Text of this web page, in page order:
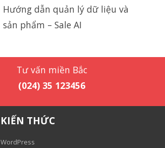
Hướng dẫn quản lý dữ liệu và
sản phẩm – Sale AI
Tư vấn miền Bắc
(024) 35 123456
WordPress
KIẾN THỨC